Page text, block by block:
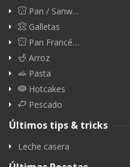
Pan / Sanw…
Galletas
Pan Francé…
Arroz
Pasta
Hotcakes
Pescado
Últimos tips & tricks
Leche casera